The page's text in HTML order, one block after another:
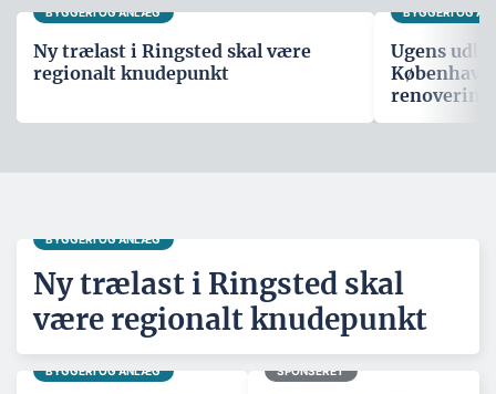
BYGGERI OG ANLÆG
Ny trælast i Ringsted skal være
regionalt knudepunkt
BYGGERI OG
Ugens
renovering
BYGGERI OG ANLÆG
Ny trælast i Ringsted skal
være regionalt knudepunkt
BYGGERI OG ANLÆG SPONSERET